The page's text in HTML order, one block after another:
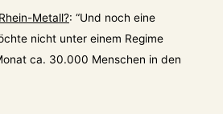
Metall?: “Und noch eine
nicht unter einem Regime
ca. 30.000 Menschen in den